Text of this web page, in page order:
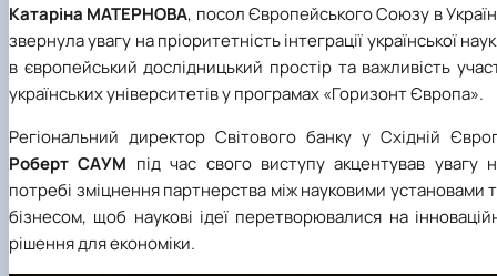
Катаріна МАТЕРНОВА, посол Європейського Союзу в
звернула увагу на пріоритетність інтеграції української
в європейський дослідницький простір та важливість
українських університетів у програмах «Горизонт Європа».
Регіональний директор Світового банку у Східній
Роберт САУМ під час свого виступу акцентував увагу
потребі зміцнення партнерства між науковими установами
бізнесом, щоб наукові ідеї перетворювалися на
рішення для економіки.